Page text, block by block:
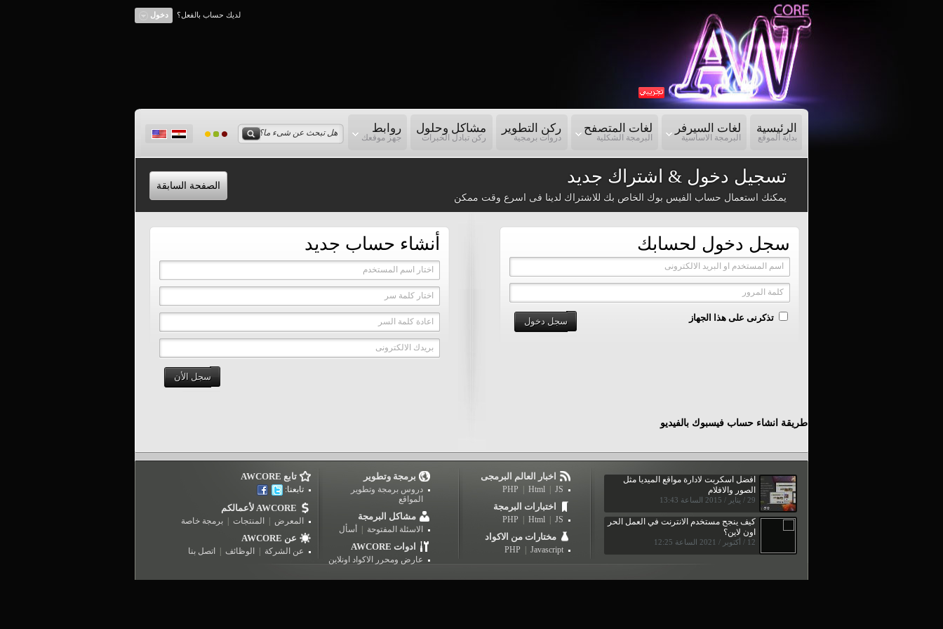
لديك حساب بالفعل؟ دخول
الرئيسية
بداية الموقع
لغات السيرفر
البرمجة الاساسية
لغات المتصفح
البرمجة الشكلية
ركن التطوير
دروات برمجية
مشاكل وحلول
ركن تبادل الخبرات
روابط
جهز موقعك
تسجيل دخول & اشتراك جديد
يمكنك استعمال حساب الفيس بوك الخاص بك للاشتراك لدينا فى اسرع وقت ممكن
الصفحة السابقة
سجل دخول لحسابك
اسم المستخدم او البريد الالكترونى
كلمة المرور
تذكرنى على هذا الجهاز سجل دخول
طريقة انشاء حساب فيسبوك بالفيديو
أنشاء حساب جديد
اختار اسم المستخدم
اختار كلمة سر
اعادة كلمة السر
بريدك الالكترونى
سجل الأن
تابع AWCORE
تابعنا:
AWCORE لأعمالكم
المعرض المنتجات برمجة خاصة
عن AWCORE
عن الشركة الوظائف اتصل بنا
برمجة وتطوير
دروس برمجة وتطوير
المواقع
مشاكل البرمجة
الاسئلة المفتوحة أسأل
AWCORE ادوات
عارض ومحرر الاكواد اونلاين
اخبار العالم البرمجى
PHP Html JS
اختبارات البرمجة
PHP Html JS
مختارات من الاكواد
PHP Javascript
افضل اسكربت لادارة مواقع الميديا مثل
الصور والافلام
29 / يناير / 2015 الساعة 13:43
كيف ينجح مستخدم الانترنت في العمل الحر
اون لاين؟
12 / أكتوبر / 2021 الساعة 12:25